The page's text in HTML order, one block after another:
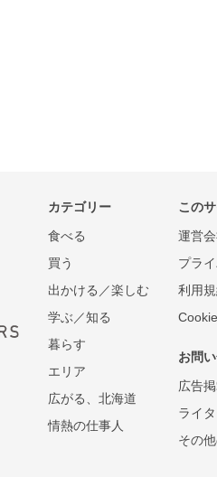
カテゴリー
食べる
買う
出かける／楽しむ
学ぶ／知る
暮らす
エリア
広がる、北海道
情熱の仕事人
この
運営
プラ
利用
お問
広告
ライ
その